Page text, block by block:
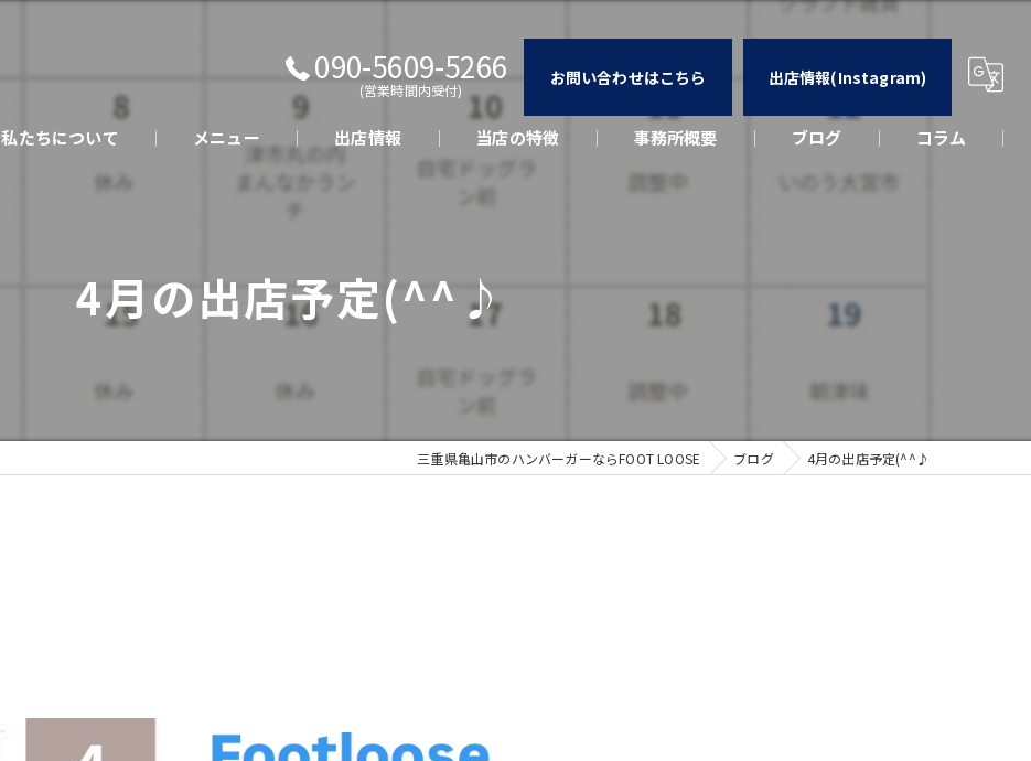
090-5609-5266
(営業時間内受付)
お問い合わせはこちら 出店情報(Instagram)
私たちについて メニュー 出店情報 当店の特徴
キッチンカー
さくらポーク
事務所概要 ブログ コラム
4月の出店予定(^^♪
三重県亀山市のハンバーガーならFOOT LOOSE ブログ 4月の出店予定(^^♪